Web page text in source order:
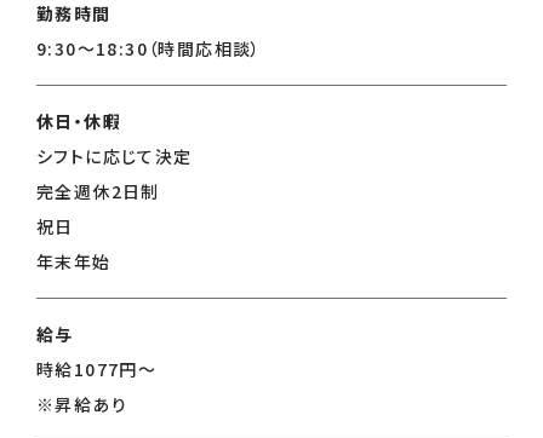
勤務時間
9:30〜18:30（時間応相談）
休日・休暇
シフトに応じて決定
完全週休2日制
祝日
年末年始
給与
時給1077円〜
※昇給あり